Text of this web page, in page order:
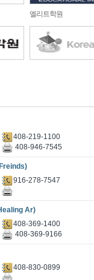
엘리트학원
408-219-1100
408-946-7545
916-278-7547
Ar)
408-369-1400
408-369-9166
408-830-0899